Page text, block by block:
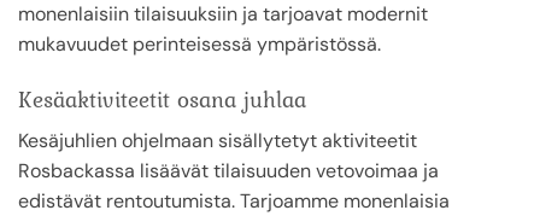
monenlaisiin tilaisuuksiin ja tarjoavat modernit
mukavuudet perinteisessä ympäristössä.
Kesäaktiviteetit osana juhlaa
Kesäjuhlien ohjelmaan sisällytetyt aktiviteetit
Rosbackassa lisäävät tilaisuuden vetovoimaa ja
edistävät rentoutumista. Tarjoamme monenlaisia